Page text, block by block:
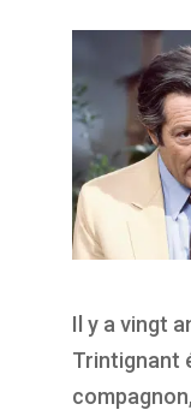
Il y a vingt
Trintignant